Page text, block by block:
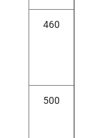
460
500